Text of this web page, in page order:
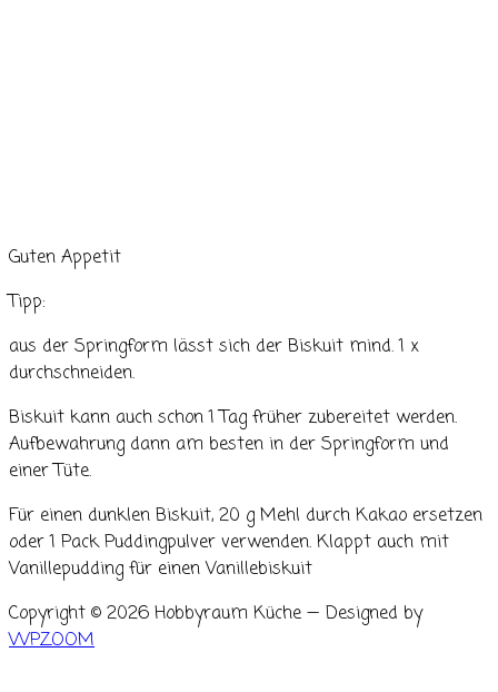
Guten Appetit
Tipp:
aus der Springform lässt sich der Biskuit mind. 1 x
durchschneiden.
Biskuit kann auch schon 1 Tag früher zubereitet werden.
Aufbewahrung dann am besten in der Springform und
einer Tüte.
Für einen dunklen Biskuit, 20 g Mehl durch Kakao ersetzen
oder 1 Pack Puddingpulver verwenden. Klappt auch mit
Vanillepudding für einen Vanillebiskuit
Copyright © 2026 Hobbyraum Küche — Designed by
WPZOOM